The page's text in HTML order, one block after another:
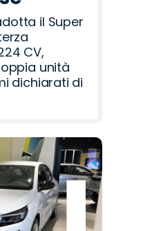
il Super
CV,
unità
dichiarati di